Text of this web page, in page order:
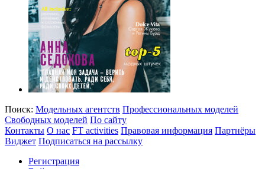
Поиск: Модельных агентств Профессиональных моделей
Свободных моделей По сайту
Контакты О нас FT activities Правовая информация Партнёры
Виджет Подписаться на рассылку
Регистрация